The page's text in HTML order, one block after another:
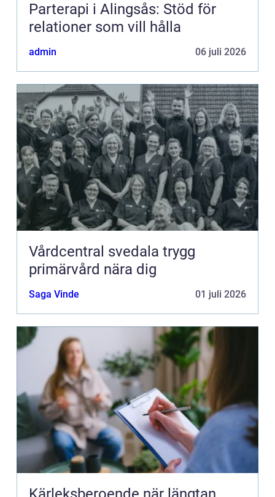
Parterapi i Alingsås: Stöd för
relationer som vill hålla
admin 06 juli 2026
Vårdcentral svedala trygg
primärvård nära dig
Saga Vinde 01 juli 2026